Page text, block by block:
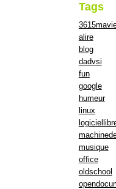
Tags
alire
blog
dadvsi
fun
google
humeur
linux
musique
office
oldschool